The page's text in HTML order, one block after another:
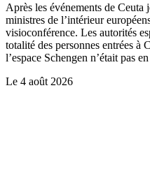
Après les événements de
ministres de l’intérieur
visioconférence. Les autorités
totalité des personnes entrées à
l’espace Schengen n’était pas
Le 4 août 2026